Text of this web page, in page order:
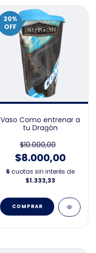
20%
OFF
Vaso Como entrenar a
tu Dragón
$10.000,00
$8.000,00
6 cuotas sin interés de
$1.333,33